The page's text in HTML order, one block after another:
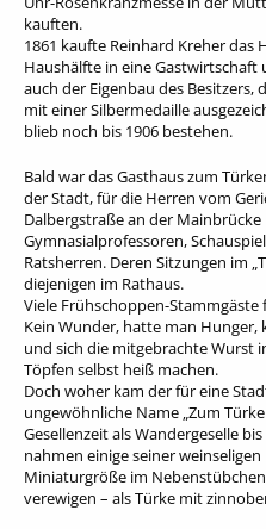
kauften.
1861 kaufte Reinhard Kreher das
Haushälfte in eine
auch der Eigenbau des Besitzers,
mit einer Silbermedaille
blieb noch bis 1906 bestehen.
Bald war das Gasthaus zum
der Stadt, für die Herren vom
Dalbergstraße an der Mainbrücke
Gymnasialprofessoren,
Ratsherren. Deren Sitzungen im
diejenigen im Rathaus.
Viele Frühschoppen-
Kein Wunder, hatte man Hunger,
und sich die mitgebrachte Wurst
Töpfen selbst heiß machen.
Doch woher kam der für eine
ungewöhnliche Name „Zum
Gesellenzeit als Wandergeselle
nahmen einige seiner
Miniaturgröße im
verewigen – als Türke mit